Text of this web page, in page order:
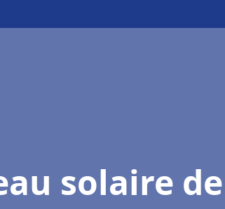
solaire de